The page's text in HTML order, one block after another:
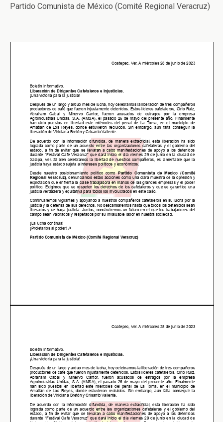
Partido Comunista de México (Comité Regional Veracruz)